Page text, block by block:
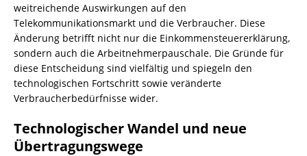
weitreichende Auswirkungen auf den
Telekommunikationsmarkt und die Verbraucher. Diese
Änderung betrifft nicht nur die Einkommensteuererklärung,
sondern auch die Arbeitnehmerpauschale. Die Gründe für
diese Entscheidung sind vielfältig und spiegeln den
technologischen Fortschritt sowie veränderte
Verbraucherbedürfnisse wider.
Technologischer Wandel und neue
Übertragungswege